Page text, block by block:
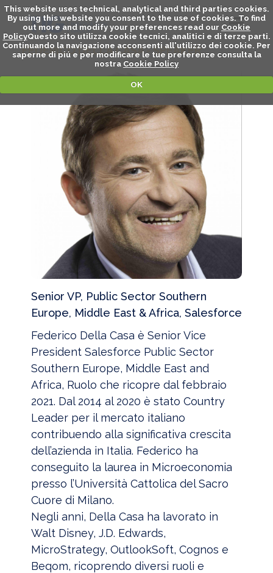
This website uses technical, analytical and third parties cookies.
By using this website you consent to the use of cookies. To find
out more and modify your preferences read our Cookie
PolicyQuesto sito utilizza cookie tecnici, analitici e di terze parti.
Continuando la navigazione acconsenti all'utilizzo dei cookie. Per
saperne di piú e per modificare le tue preferenze consulta la
nostra Cookie Policy
OK
FEDERICO DELLA CASA - SPEAKER
Senior VP, Public Sector Southern
Europe, Middle East & Africa, Salesforce
Federico Della Casa è Senior Vice
President Salesforce Public Sector
Southern Europe, Middle East and
Africa, Ruolo che ricopre dal febbraio
2021. Dal 2014 al 2020 è stato Country
Leader per il mercato italiano
contribuendo alla significativa crescita
dell’azienda in Italia. Federico ha
conseguito la laurea in Microeconomia
presso l’Università Cattolica del Sacro
Cuore di Milano.
Negli anni, Della Casa ha lavorato in
Walt Disney, J.D. Edwards,
MicroStrategy, OutlookSoft, Cognos e
Beqom, ricoprendo diversi ruoli e